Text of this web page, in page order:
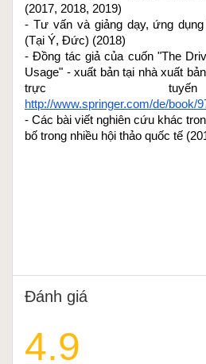
(2017, 2018, 2019)
- Tư vấn và giảng dạy, ứng
(Tại Ý, Đức) (2018)
- Đồng tác giả của cuốn "The
Usage" - xuất bản tại nhà xuất
http://www.springer.com/de/book/
- Các bài viết nghiên cứu khác
bố trong nhiều hội thảo quốc tế
Đánh giá
4.9